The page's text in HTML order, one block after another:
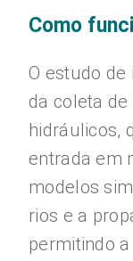
Como
O estudo
da coleta
hidráulicos,
entrada em
modelos
rios e a
permitindo